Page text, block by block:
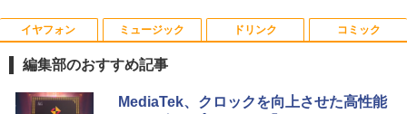
メモリ4GB～ 高速SSD1TB 最大 フルHD
Webカメラ zoom 軽量薄型 無線 型番更
新で在庫処分
￥12,980
1
【お買い物マラソ開催中！P最大31.5%還
元】五年保証 白 モバイルモニター 15.6
インチ FHD 1920×1080 1080P Fast IPS
高コントラスト 超軽量 640g スピーカー
1
魔王城の料理番 〜コワモテ魔族ばかりだ
けど、ホワイトな職場です〜 6巻 【電
子書籍】[ ワイエム系 ]
￥792
イヤフォン
Anker Soundcore P42i (Bluetooth 6.1)【完
全ワイヤレスイヤホン/ウルトラノイズキャン
ミュージック
BRUCE WAYNE feat. Flo Milli, ATL Jacob
[Explicit]
ドリンク
by Amazon 天然水 ラベルレス 500ml ×24本
富士山の天然水 バナジウム含有 水 ミネラル
コミック
薬屋のひとりごと 17巻 (デジタル版ビッグガ
ンガンコミックス)
編集部のおすすめ記事
MediaTek、クロックを向上させた高性能